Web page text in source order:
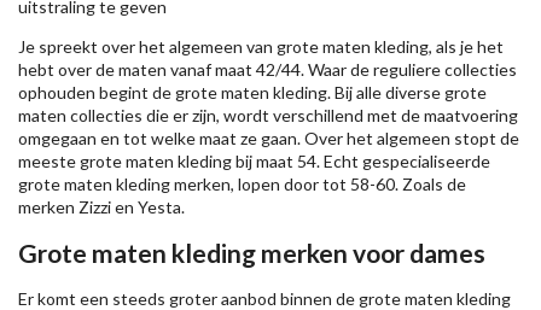
uitstraling te geven
Je spreekt over het algemeen van grote maten kleding, als je het
hebt over de maten vanaf maat 42/44. Waar de reguliere collecties
ophouden begint de grote maten kleding. Bij alle diverse grote
maten collecties die er zijn, wordt verschillend met de maatvoering
omgegaan en tot welke maat ze gaan. Over het algemeen stopt de
meeste grote maten kleding bij maat 54. Echt gespecialiseerde
grote maten kleding merken, lopen door tot 58-60. Zoals de
merken Zizzien Yesta.
Grote maten kleding merken voor dames
Er komt een steeds groter aanbod binnen de grote maten kleding